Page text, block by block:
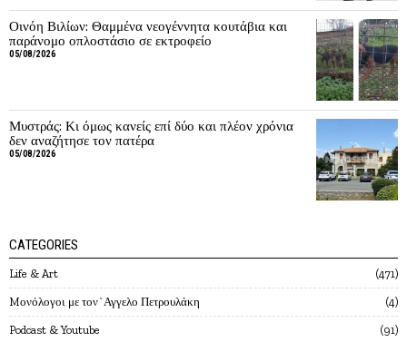
Οινόη Βιλίων: Θαμμένα νεογέννητα κουτάβια και
παράνομο οπλοστάσιο σε εκτροφείο
05/08/2026
Μυστράς: Κι όμως κανείς επί δύο και πλέον χρόνια
δεν αναζήτησε τον πατέρα
05/08/2026
CATEGORIES
Life & Art 471
Mονόλογοι με τον`Αγγελο Πετρουλάκη 4
Podcast & Youtube 91